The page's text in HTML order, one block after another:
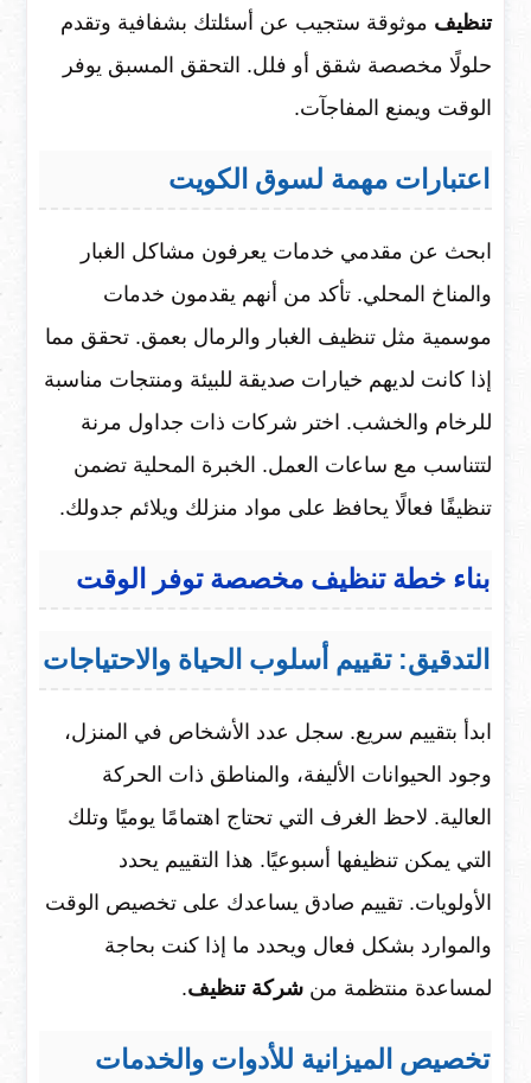
تنظيف موثوقة ستجيب عن أسئلتك بشفافية وتقدم
حلولًا مخصصة شقق أو فلل. التحقق المسبق يوفر
الوقت ويمنع المفاجآت.
اعتبارات مهمة لسوق الكويت
ابحث عن مقدمي خدمات يعرفون مشاكل الغبار
والمناخ المحلي. تأكد من أنهم يقدمون خدمات
موسمية مثل تنظيف الغبار والرمال بعمق. تحقق مما
إذا كانت لديهم خيارات صديقة للبيئة ومنتجات مناسبة
للرخام والخشب. اختر شركات ذات جداول مرنة
لتتناسب مع ساعات العمل. الخبرة المحلية تضمن
تنظيفًا فعالًا يحافظ على مواد منزلك ويلائم جدولك.
بناء خطة تنظيف مخصصة توفر الوقت
التدقيق: تقييم أسلوب الحياة والاحتياجات
ابدأ بتقييم سريع. سجل عدد الأشخاص في المنزل،
وجود الحيوانات الأليفة، والمناطق ذات الحركة
العالية. لاحظ الغرف التي تحتاج اهتمامًا يوميًا وتلك
التي يمكن تنظيفها أسبوعيًا. هذا التقييم يحدد
الأولويات. تقييم صادق يساعدك على تخصيص الوقت
والموارد بشكل فعال ويحدد ما إذا كنت بحاجة
لمساعدة منتظمة من شركة تنظيف.
تخصيص الميزانية للأدوات والخدمات